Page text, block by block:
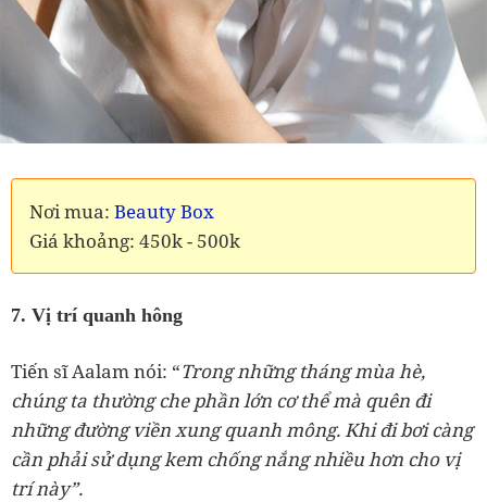
Nơi mua: Beauty Box
Giá khoảng: 450k - 500k
7. Vị trí quanh hông
Tiến sĩ Aalam nói: “Trong những tháng mùa hè,
chúng ta thường che phần lớn cơ thể mà quên đi
những đường viền xung quanh mông. Khi đi bơi càng
cần phải sử dụng kem chống nắng nhiều hơn cho vị
trí này”.